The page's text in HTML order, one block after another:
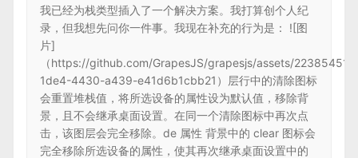
我已经为栈类型插入了一个解决方案。我打算创个人纪
录，但我想先问你一件事。我现在补充的行为是： ![图
片]
（https://github.com/GrapesJS/grapesjs/assets/22385451/
1de4-4430-a439-e41d6b1cbb21）层行中的清除图标
会重置堆栈值，将所选设备的属性设为默认值，移除背
景，且不会继承桌面设置。在同一个清除图标中再次点
击，该图层会完全移除。de 属性 背景中的 clear 图标会
完全移除所选设备的属性，使其再次继承桌面设置中的